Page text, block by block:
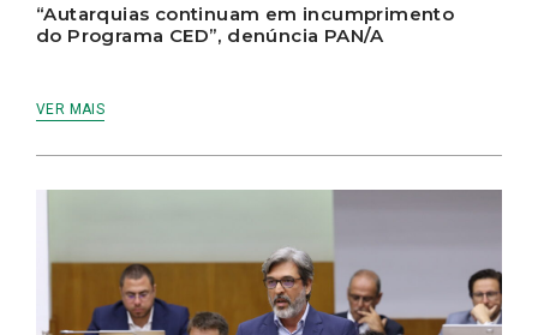
“Autarquias continuam em incumprimento
do Programa CED”, denúncia PAN/A
VER MAIS